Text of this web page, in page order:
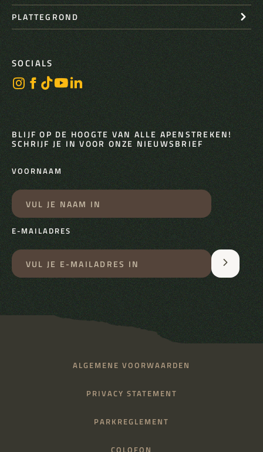
PLATTEGROND
SOCIALS
BLIJF OP DE HOOGTE VAN ALLE APENSTREKEN!
SCHRIJF JE IN VOOR ONZE NIEUWSBRIEF
VOORNAAM
E-MAILADRES
ALGEMENE VOORWAARDEN
PRIVACY STATEMENT
PARKREGLEMENT